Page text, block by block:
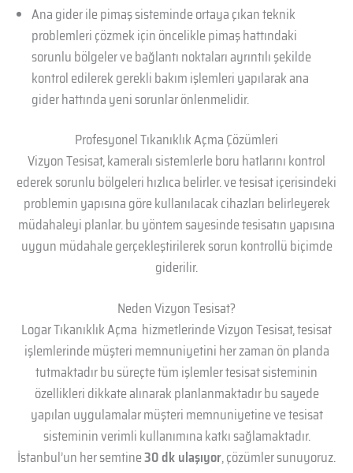
Ana gider ile pimaş sisteminde ortaya çıkan teknik
problemleri çözmek için öncelikle pimaş hattındaki
sorunlu bölgeler ve bağlantı noktaları ayrıntılı şekilde
kontrol edilerek gerekli bakım işlemleri yapılarak ana
gider hattında yeni sorunlar önlenmelidir.
Profesyonel Tıkanıklık Açma Çözümleri
Vizyon Tesisat, kameralı sistemlerle boru hatlarını kontrol
ederek sorunlu bölgeleri hızlıca belirler. ve tesisat içerisindeki
problemin yapısına göre kullanılacak cihazları belirleyerek
müdahaleyi planlar. bu yöntem sayesinde tesisatın yapısına
uygun müdahale gerçekleştirilerek sorun kontrollü biçimde
giderilir.
Neden Vizyon Tesisat?
Logar Tıkanıklık Açma hizmetlerinde Vizyon Tesisat, tesisat
işlemlerinde müşteri memnuniyetini her zaman ön planda
tutmaktadır bu süreçte tüm işlemler tesisat sisteminin
özellikleri dikkate alınarak planlanmaktadır bu sayede
yapılan uygulamalar müşteri memnuniyetine ve tesisat
sisteminin verimli kullanımına katkı sağlamaktadır.
İstanbul’un her semtine30 dk ulaşıyor, çözümler sunuyoruz.